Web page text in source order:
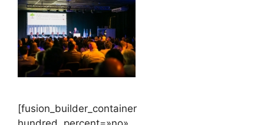
[fusion_builder_container